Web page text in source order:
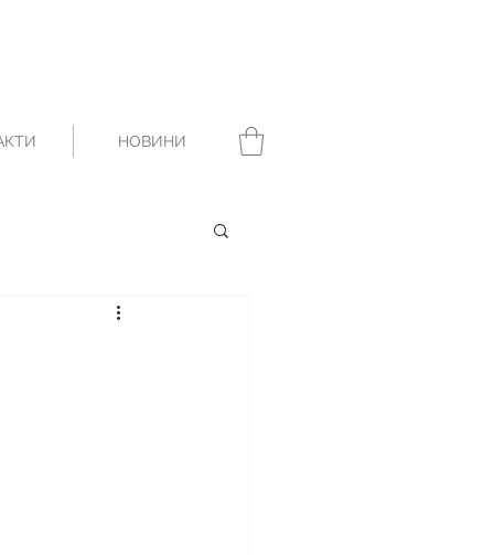
НОВИНИ